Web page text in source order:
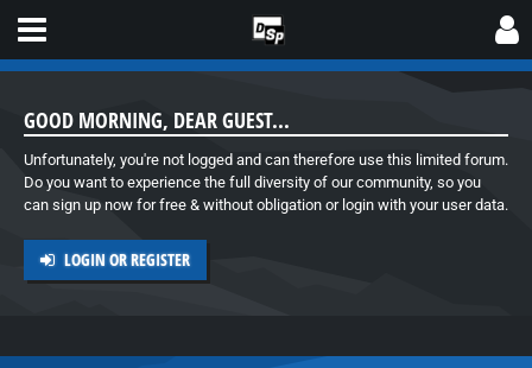
GOOD MORNING, DEAR GUEST...
Unfortunately, you're not logged and can therefore use this limited forum.
Do you want to experience the full diversity of our community, so you
can sign up now for free & without obligation or login with your user data.
LOGIN OR REGISTER